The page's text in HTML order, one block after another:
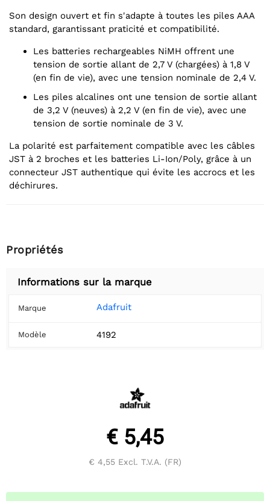
Son design ouvert et fin s'adapte à toutes les piles AAA
standard, garantissant praticité et compatibilité.
Les batteries rechargeables NiMH offrent une
tension de sortie allant de 2,7 V (chargées) à 1,8 V
(en fin de vie), avec une tension nominale de 2,4 V.
Les piles alcalines ont une tension de sortie allant
de 3,2 V (neuves) à 2,2 V (en fin de vie), avec une
tension de sortie nominale de 3 V.
La polarité est parfaitement compatible avec les câbles
JST à 2 broches et les batteries Li-Ion/Poly, grâce à un
connecteur JST authentique qui évite les accrocs et les
déchirures.
Propriétés
Informations sur la marque
Marque Adafruit
Modèle 4192
€ 5,45
€ 4,55 Excl. T.V.A. (FR)